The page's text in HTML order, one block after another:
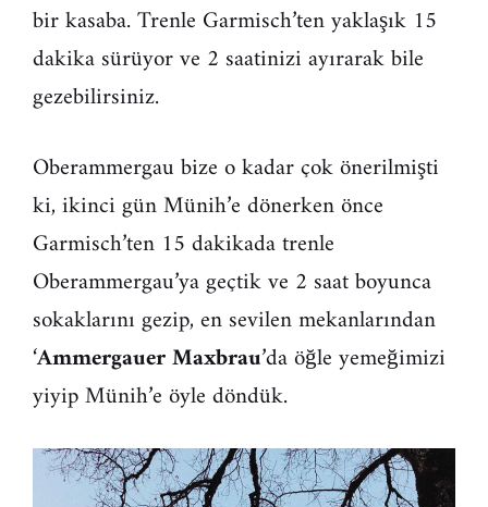
bir kasaba. Trenle Garmisch’ten yaklaşık 15
dakika sürüyor ve 2 saatinizi ayırarak bile
gezebilirsiniz.
Oberammergau bize o kadar çok önerilmişti
ki, ikinci gün Münih’e dönerken önce
Garmisch’ten 15 dakikada trenle
Oberammergau’ya geçtik ve 2 saat boyunca
sokaklarını gezip, en sevilen mekanlarından
‘Ammergauer Maxbrau’da öğle yemeğimizi
yiyip Münih’e öyle döndük.